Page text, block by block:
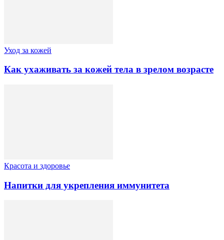
Уход за кожей
Как ухаживать за кожей тела в зрелом возрасте
Красота и здоровье
Напитки для укрепления иммунитета